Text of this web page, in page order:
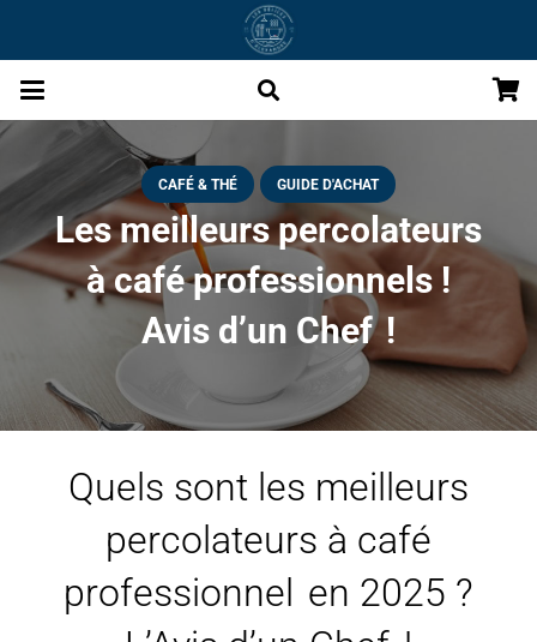
CAFÉ & THÉ GUIDE D'ACHAT
Les meilleurs percolateurs
à café professionnels !
Avis d’un Chef !
Quels sont les meilleurs
percolateurs à café
professionnel en 2025 ?